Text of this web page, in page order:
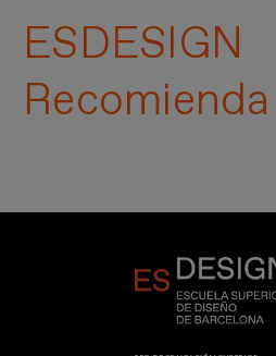
ESDESIGN
Recomienda